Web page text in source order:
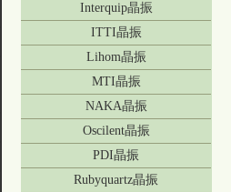
Interquip晶振
ITTI晶振
Lihom晶振
MTI晶振
NAKA晶振
Oscilent晶振
PDI晶振
Rubyquartz晶振